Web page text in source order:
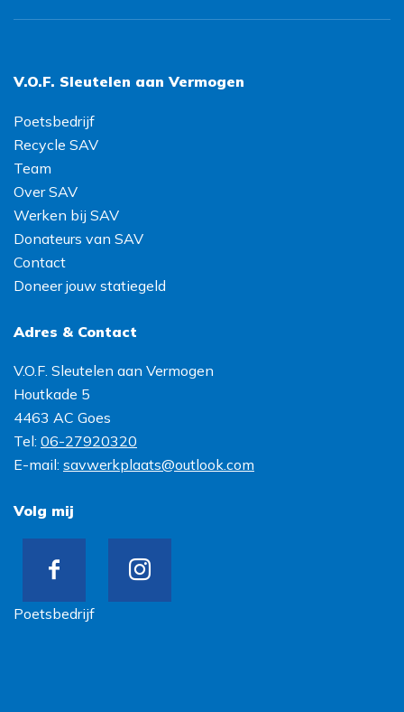
V.O.F. Sleutelen aan Vermogen
Poetsbedrijf
Recycle SAV
Team
Over SAV
Werken bij SAV
Donateurs van SAV
Contact
Doneer jouw statiegeld
Adres & Contact
V.O.F. Sleutelen aan Vermogen
Houtkade 5
4463 AC Goes
Tel: 06-27920320
E-mail: savwerkplaats@outlook.com
Volg mij
Poetsbedrijf